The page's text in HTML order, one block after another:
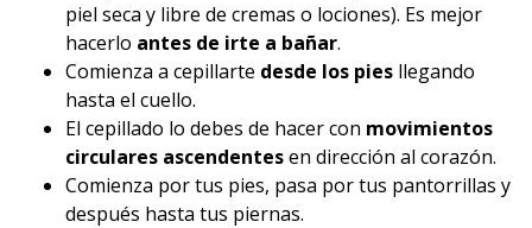
piel seca y libre de cremas o lociones). Es mejor
hacerlo antes de irte a bañar.
Comienza a cepillarte desde los pies llegando
hasta el cuello.
El cepillado lo debes de hacer con movimientos
circulares ascendentesen dirección al corazón.
Comienza por tus pies, pasa por tus pantorrillas y
después hasta tus piernas.